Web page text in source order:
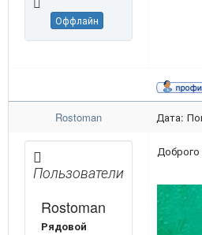
Оффлайн
Rostoman Дата:
Пользователи
Rostoman
Рядовой